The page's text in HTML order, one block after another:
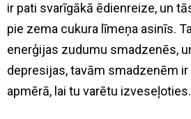
ir pati svarīgākā ēdienreize, un
pie zema cukura līmeņa asinīs.
enerģijas zudumu smadzenēs,
depresijas, tavām smadzenēm
apmērā, lai tu varētu izveseļoties.